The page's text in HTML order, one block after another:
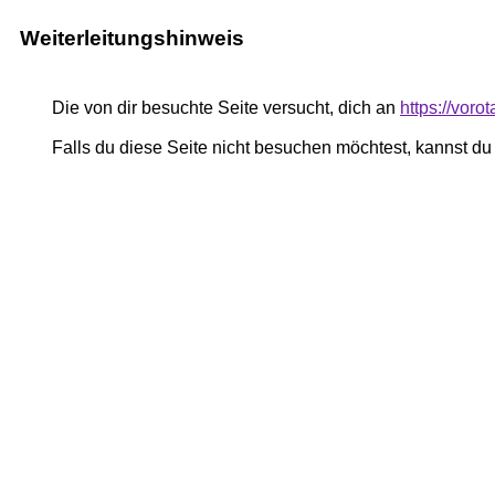
Weiterleitungshinweis
Die von dir besuchte Seite versucht, dich an https://
Falls du diese Seite nicht besuchen möchtest, kannst du